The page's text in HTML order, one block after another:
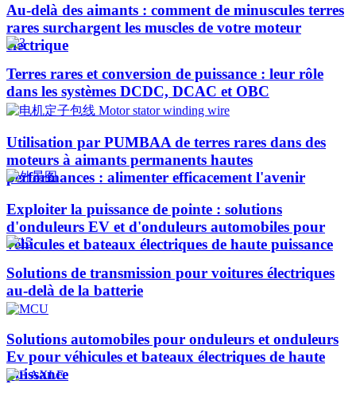
Au-delà des aimants : comment de minuscules terres
rares surchargent les muscles de votre moteur
électrique
Terres rares et conversion de puissance : leur rôle
dans les systèmes DCDC, DCAC et OBC
Utilisation par PUMBAA de terres rares dans des
moteurs à aimants permanents hautes
performances : alimenter efficacement l'avenir
Exploiter la puissance de pointe : solutions
d'onduleurs EV et d'onduleurs automobiles pour
véhicules et bateaux électriques de haute puissance​
Solutions de transmission pour voitures électriques
au-delà de la batterie
Solutions automobiles pour onduleurs et onduleurs
Ev pour véhicules et bateaux électriques de haute
puissance